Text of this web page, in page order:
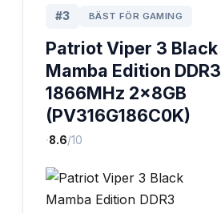
#3 BÄST FÖR GAMING
Patriot Viper 3 Black
Mamba Edition DDR3
1866MHz 2x8GB
(PV316G186C0K)
·8.6/10